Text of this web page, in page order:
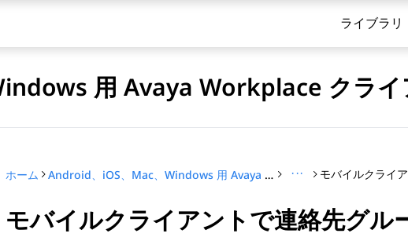
ライブラリ
用 Avaya Workplace クライ
入力してください
ホーム Android、iOS、Mac、Windows 用 Avaya Workplace クライアントを使用する ···
モバイルクライアントで連絡先グル